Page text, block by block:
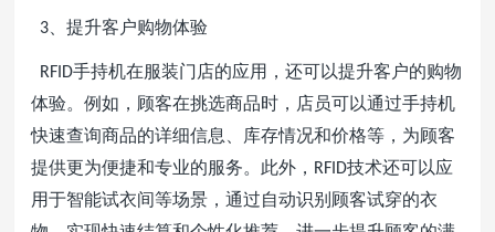
3 、提升客户购物体验
RFID手持机在服装门店的应用，还可以提升客户的购物
体验。例如，顾客在挑选商品时，店员可以通过手持机
快速查询商品的详细信息、库存情况和价格等，为顾客
提供更为便捷和专业的服务。此外， RFID技术还可以应
用于智能试衣间等场景，通过自动识别顾客试穿的衣